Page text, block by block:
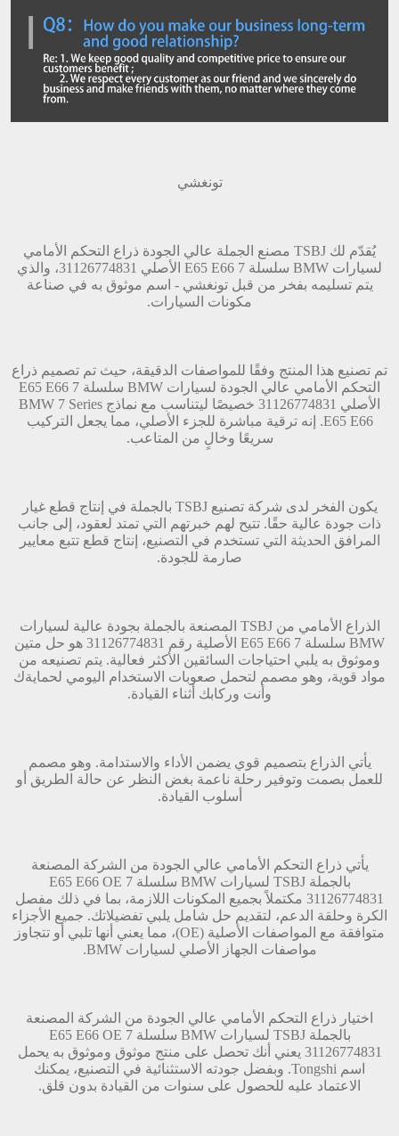
تونغشي
يُقدّم لك TSBJ مصنع الجملة عالي الجودة ذراع التحكم الأمامي
لسيارات BMW سلسلة 7 E65 E66 الأصلي 31126774831، والذي
يتم تسليمه بفخر من قبل تونغشي - اسم موثوق به في صناعة
مكونات السيارات.
تم تصنيع هذا المنتج وفقًا للمواصفات الدقيقة، حيث تم تصميم ذراع
التحكم الأمامي عالي الجودة لسيارات BMW سلسلة 7 E65 E66
الأصلي 31126774831 خصيصًا ليتناسب مع نماذج BMW 7 Series
E65 E66. إنه ترقية مباشرة للجزء الأصلي، مما يجعل التركيب
سريعًا وخالٍ من المتاعب.
يكون الفخر لدى شركة تصنيع TSBJ بالجملة في إنتاج قطع غيار
ذات جودة عالية حقًا. تتيح لهم خبرتهم التي تمتد لعقود، إلى جانب
المرافق الحديثة التي تستخدم في التصنيع، إنتاج قطع تتبع معايير
صارمة للجودة.
الذراع الأمامي من TSBJ المصنعة بالجملة بجودة عالية لسيارات
BMW سلسلة 7 E65 E66 الأصلية رقم 31126774831 هو حل متين
وموثوق به يلبي احتياجات السائقين الأكثر فعالية. يتم تصنيعه من
مواد قوية، وهو مصمم لتحمل صعوبات الاستخدام اليومي لحمايةك
وأنت وركابك أثناء القيادة.
يأتي الذراع بتصميم قوي يضمن الأداء والاستدامة. وهو مصمم
للعمل بصمت وتوفير رحلة ناعمة بغض النظر عن حالة الطريق أو
أسلوب القيادة.
يأتي ذراع التحكم الأمامي عالي الجودة من الشركة المصنعة
بالجملة TSBJ لسيارات BMW سلسلة 7 E65 E66 OE
31126774831 مكتملاً بجميع المكونات اللازمة، بما في ذلك مفصل
الكرة وحلقة الدعم، لتقديم حل شامل يلبي تفضيلاتك. جميع الأجزاء
متوافقة مع المواصفات الأصلية (OE)، مما يعني أنها تلبي أو تتجاوز
مواصفات الجهاز الأصلي لسيارات BMW.
اختيار ذراع التحكم الأمامي عالي الجودة من الشركة المصنعة
بالجملة TSBJ لسيارات BMW سلسلة 7 E65 E66 OE
31126774831 يعني أنك تحصل على منتج موثوق وموثوق به يحمل
اسم Tongshi. وبفضل جودته الاستثنائية في التصنيع، يمكنك
الاعتماد عليه للحصول على سنوات من القيادة بدون قلق.